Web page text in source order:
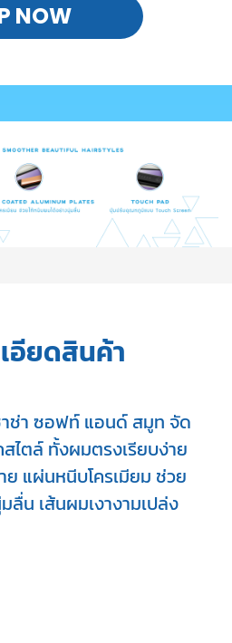
NOW
อียดสินค้า
ช่า ซอฟท์ แอนด์ สมูท จัด
ไตล์ ทั้งผมตรงเรียบง่าย
แผ่นหนีบโครเมียม ช่วย
ลื่น เส้นผมเงางามเปล่ง